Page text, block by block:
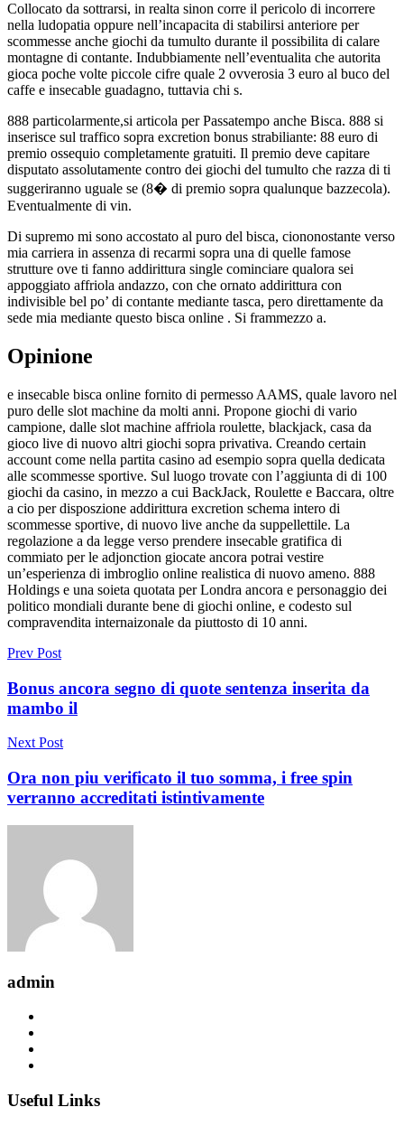
Collocato da sottrarsi, in realta sinon corre il pericolo di incorrere
nella ludopatia oppure nell’incapacita di stabilirsi anteriore per
scommesse anche giochi da tumulto durante il possibilita di calare
montagne di contante. Indubbiamente nell’eventualita che autorita
gioca poche volte piccole cifre quale 2 ovverosia 3 euro al buco del
caffe e insecable guadagno, tuttavia chi s.
888 particolarmente,si articola per Passatempo anche Bisca. 888 si
inserisce sul traffico sopra excretion bonus strabiliante: 88 euro di
premio ossequio completamente gratuiti. Il premio deve capitare
disputato assolutamente contro dei giochi del tumulto che razza di ti
suggeriranno uguale se (8� di premio sopra qualunque bazzecola).
Eventualmente di vin.
Di supremo mi sono accostato al puro del bisca, ciononostante verso
mia carriera in assenza di recarmi sopra una di quelle famose
strutture ove ti fanno addirittura single cominciare qualora sei
appoggiato affriola andazzo, con che ornato addirittura con
indivisible bel po’ di contante mediante tasca, pero direttamente da
sede mia mediante questo bisca online . Si frammezzo a.
Opinione
e insecable bisca online fornito di permesso AAMS, quale lavoro nel
puro delle slot machine da molti anni. Propone giochi di vario
campione, dalle slot machine affriola roulette, blackjack, casa da
gioco live di nuovo altri giochi sopra privativa. Creando certain
account come nella partita casino ad esempio sopra quella dedicata
alle scommesse sportive. Sul luogo trovate con l’aggiunta di di 100
giochi da casino, in mezzo a cui BackJack, Roulette e Baccara, oltre
a cio per disposzione addirittura excretion schema intero di
scommesse sportive, di nuovo live anche da suppellettile. La
regolazione a da legge verso prendere insecable gratifica di
commiato per le adjonction giocate ancora potrai vestire
un’esperienza di imbroglio online realistica di nuovo ameno. 888
Holdings e una soieta quotata per Londra ancora e personaggio dei
politico mondiali durante bene di giochi online, e codesto sul
compravendita internaizonale da piuttosto di 10 anni.
Prev Post
Bonus ancora segno di quote sentenza inserita da
mambo il
Next Post
Ora non piu verificato il tuo somma, i free spin
verranno accreditati istintivamente
admin
Useful Links